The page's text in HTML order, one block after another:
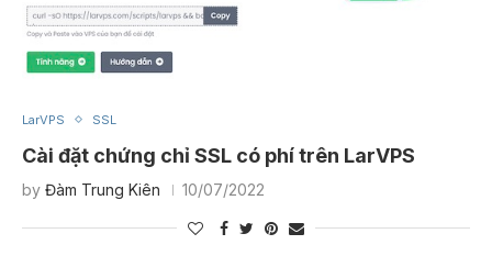
LarVPS SSL
Cài đặt chứng chỉ SSL có phí trên LarVPS
by Đàm Trung Kiên 10/07/2022